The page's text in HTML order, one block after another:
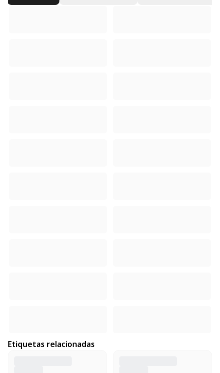
Etiquetas relacionadas